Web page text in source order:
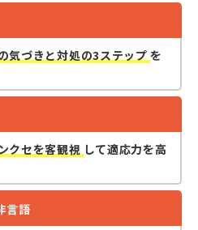
気づきと対処の3ステップ を
クセを客観視 して適応力を高
言語